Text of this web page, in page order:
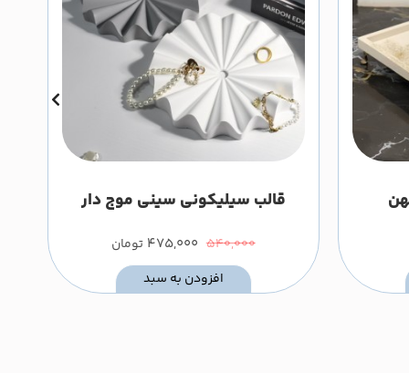
قالب سیلیکونی سینی موج دار
وارداتی 540,000
475,000 تومان
افزودن به سبد